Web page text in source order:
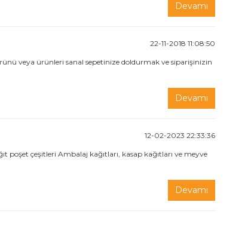
Devamı
22-11-2018 11:08:50
veya ürünleri sanal sepetinize doldurmak ve siparişinizin
Devamı
12-02-2023 22:33:36
poşet çeşitleri Ambalaj kağıtları, kasap kağıtları ve meyve
Devamı